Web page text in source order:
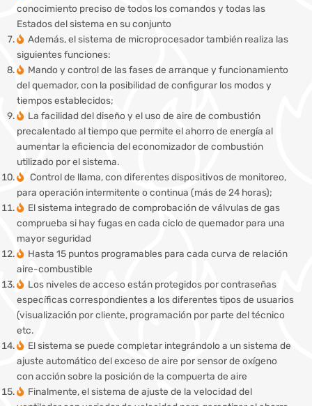
conocimiento preciso de todos los comandos y todas las
Estados del sistema en su conjunto
Además, el sistema de microprocesador también realiza las
siguientes funciones:
Mando y control de las fases de arranque y funcionamiento
del quemador, con la posibilidad de configurar los modos y
tiempos establecidos;
La facilidad del diseño y el uso de aire de combustión
precalentado al tiempo que permite el ahorro de energía al
aumentar la eficiencia del economizador de combustión
utilizado por el sistema.
Control de llama, con diferentes dispositivos de monitoreo,
para operación intermitente o continua (más de 24 horas);
El sistema integrado de comprobación de válvulas de gas
comprueba si hay fugas en cada ciclo de quemador para una
mayor seguridad
Hasta 15 puntos programables para cada curva de relación
aire-combustible
Los niveles de acceso están protegidos por contraseñas
específicas correspondientes a los diferentes tipos de usuarios
(visualización por cliente, programación por parte del técnico
etc.
El sistema se puede completar integrándolo a un sistema de
ajuste automático del exceso de aire por sensor de oxígeno
con acción sobre la posición de la compuerta de aire
Finalmente, el sistema de ajuste de la velocidad del